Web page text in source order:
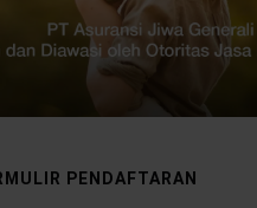
PENDAFTARAN